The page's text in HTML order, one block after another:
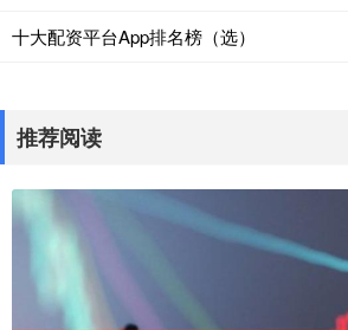
十大配资平台App排名榜（选）
推荐阅读